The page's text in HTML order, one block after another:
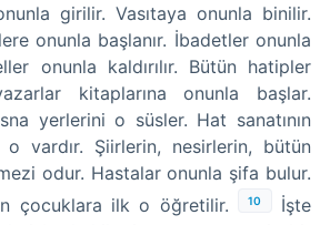
girilir. Vasıtaya onunla binilir.
onunla başlanır. İbadetler onunla
onunla kaldırılır. Bütün hatipler
kitaplarına onunla başlar.
yerlerini o süsler. Hat sanatının
o vardır. Şiirlerin, nesirlerin, bütün
odur. Hastalar onunla şifa bulur.
çocuklara ilk o öğretilir.
10
İşte